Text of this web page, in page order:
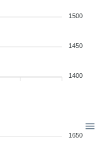
1500
1450
1400
1650